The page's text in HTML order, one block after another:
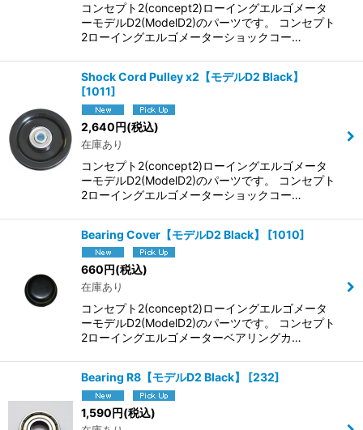
コンセプト2(concept2)ローイングエルゴメータ
ーモデルD2(ModelD2)のパーツです。 コンセプト
2ローイングエルゴメーターショックコー…
Shock Cord Pulley x2【モデルD2 Black】
[1011]
2,640円(税込)
在庫あり
コンセプト2(concept2)ローイングエルゴメータ
ーモデルD2(ModelD2)のパーツです。 コンセプト
2ローイングエルゴメーターショックコー…
Bearing Cover【モデルD2 Black】 [1010]
660 円(税込)
在庫あり
コンセプト2(concept2)ローイングエルゴメータ
ーモデルD2(ModelD2)のパーツです。 コンセプト
2ローイングエルゴメーターベアリングカ…
Bearing R8【モデルD2 Black】 [232]
1,590円(税込)